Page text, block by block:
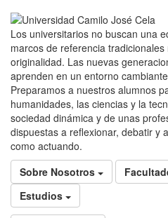
Los universitarios no buscan una
marcos de referencia
originalidad. Las nuevas
aprenden en un entorno
Preparamos a nuestros alumnos
humanidades, las ciencias y la
sociedad dinámica y de unas
dispuestas a reflexionar, debatir y
como actuando.
Sobre Nosotros
Estudios